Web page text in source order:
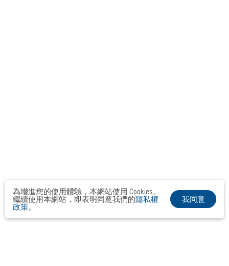
為增進您的使用體驗，本網站使用 Cookies。
繼續使用本網站，即表明同意我們的隱私權
政策。
我同意